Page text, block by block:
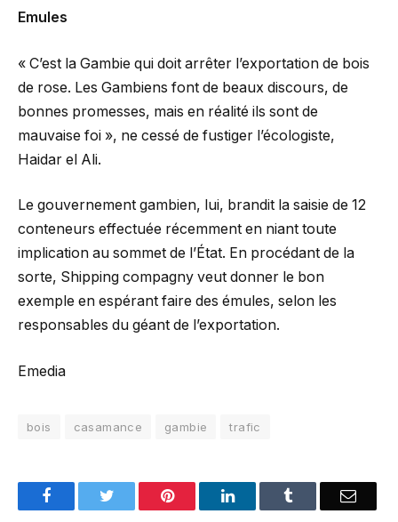
Emules
« C’est la Gambie qui doit arrêter l’exportation de bois
de rose. Les Gambiens font de beaux discours, de
bonnes promesses, mais en réalité ils sont de
mauvaise foi », ne cessé de fustiger l’écologiste,
Haidar el Ali.
Le gouvernement gambien, lui, brandit la saisie de 12
conteneurs effectuée récemment en niant toute
implication au sommet de l’État. En procédant de la
sorte, Shipping compagny veut donner le bon
exemple en espérant faire des émules, selon les
responsables du géant de l’exportation.
Emedia
bois casamance gambie trafic
FacebookTwitter Pinterest LinkedInTumblr Email